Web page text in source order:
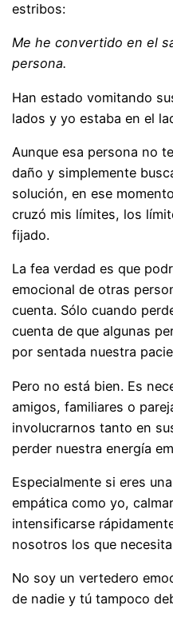
estribos:
Me he convertido en el
persona.
Han estado vomitando
lados y yo estaba en el
Aunque esa persona no
daño y simplemente
solución, en ese
cruzó mis límites, los
fijado.
La fea verdad es que
emocional de otras
cuenta. Sólo cuando
cuenta de que algunas
por sentada nuestra
Pero no está bien. Es
amigos, familiares o
involucrarnos tanto en
perder nuestra energía
Especialmente si eres
empática como yo,
intensificarse
nosotros los que
No soy un vertedero
de nadie y tú tampoco